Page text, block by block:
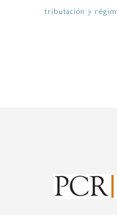
tributación y